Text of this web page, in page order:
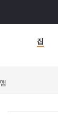
집